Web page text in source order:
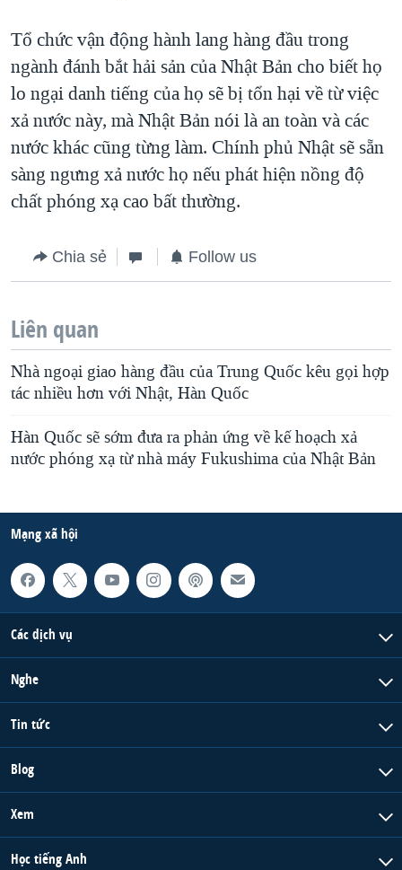
Tổ chức vận động hành lang hàng đầu trong
ngành đánh bắt hải sản của Nhật Bản cho biết họ
lo ngại danh tiếng của họ sẽ bị tổn hại về từ việc
xả nước này, mà Nhật Bản nói là an toàn và các
nước khác cũng từng làm. Chính phủ Nhật sẽ sẵn
sàng ngưng xả nước họ nếu phát hiện nồng độ
chất phóng xạ cao bất thường.
Chia sẻ Follow us
Liên quan
Nhà ngoại giao hàng đầu của Trung Quốc kêu gọi hợp
tác nhiều hơn với Nhật, Hàn Quốc
Hàn Quốc sẽ sớm đưa ra phản ứng về kế hoạch xả
nước phóng xạ từ nhà máy Fukushima của Nhật Bản
Mạng xã hội
Các dịch vụ
Nghe
Tin tức
Blog
Xem
Học tiếng Anh